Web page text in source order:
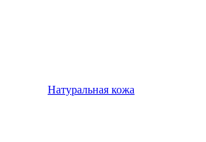
Натуральная кожа